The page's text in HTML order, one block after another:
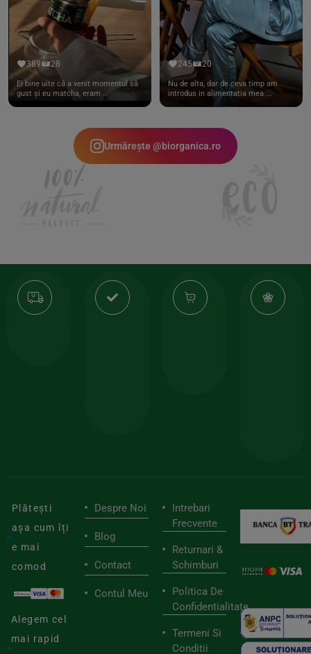
389 28
Ei bine uite că a venit momentul să
gust și eu matcha, eram ...
245 20
Nu de alta, dar de ceva timp am
introdus in alimentatia mea ...
Urmărește @biorganica.ro
Transport
gratuit
Produse
calitate
Plătești
așa cum îți
e mai
comod
Alegem cel
mai rapid
Despre Noi
Blog
Contact
Contul Meu
Intrebari
Frecvente
Returnari &
Schimburi
Politica De
Confidentialitate
Termeni Si
Conditii